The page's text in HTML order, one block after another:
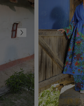
Палаццо
Кроп-топ